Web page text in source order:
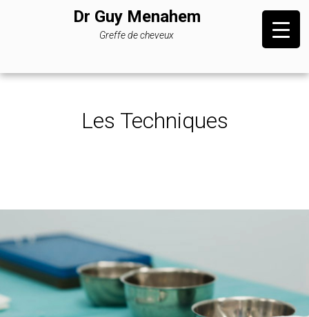
Dr Guy Menahem
Greffe de cheveux
Les Techniques